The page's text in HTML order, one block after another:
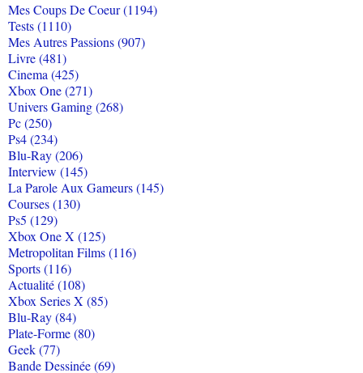
Mes Coups De Coeur (1194)
Tests (1110)
Mes Autres Passions (907)
Livre (481)
Cinema (425)
Xbox One (271)
Univers Gaming (268)
Pc (250)
Ps4 (234)
Blu-Ray (206)
Interview (145)
La Parole Aux Gameurs (145)
Courses (130)
Ps5 (129)
Xbox One X (125)
Metropolitan Films (116)
Sports (116)
Actualité (108)
Xbox Series X (85)
Blu-Ray (84)
Plate-Forme (80)
Geek (77)
Bande Dessinée (69)